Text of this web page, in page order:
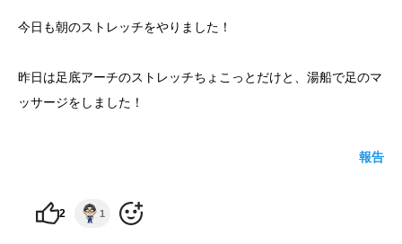
今日も朝のストレッチをやりました！
昨日は足底アーチのストレッチちょこっとだけと、湯船で足のマ
ッサージをしました！
報告
2 1
トップ画面ガイド
yoshidaコラム